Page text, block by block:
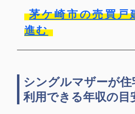
茅ケ崎市の売買戸
進む
シングルマザーが住
利用できる年収の目